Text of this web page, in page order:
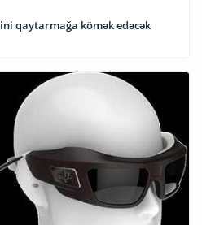
qaytarmağa kömək edəcək